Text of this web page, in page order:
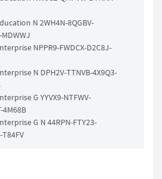
N 2WH4N-8QGBV-
NPPR9-FWDCX-D2C8J-
N DPH2V-TTNVB-4X9Q3-
G YYVX9-NTFWV-
4M68B
G N 44RPN-FTY23-
T84FV